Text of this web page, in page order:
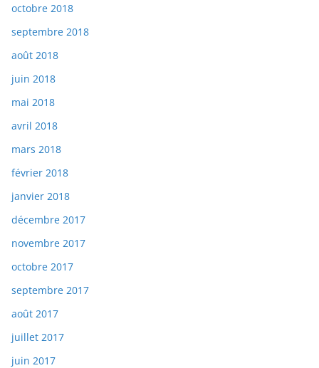
octobre 2018
septembre 2018
août 2018
juin 2018
mai 2018
avril 2018
mars 2018
février 2018
janvier 2018
décembre 2017
novembre 2017
octobre 2017
septembre 2017
août 2017
juillet 2017
juin 2017